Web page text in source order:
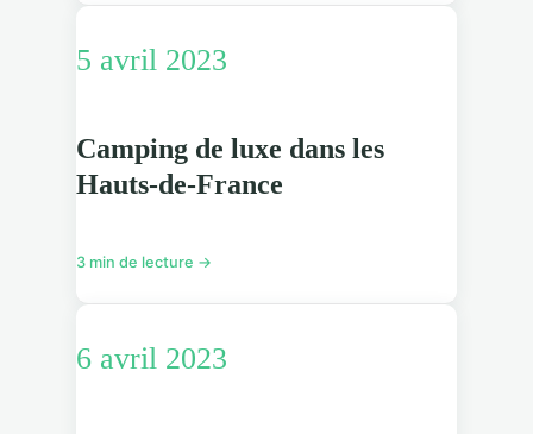
5 avril 2023
Camping de luxe dans les
Hauts-de-France
3 min de lecture →
6 avril 2023